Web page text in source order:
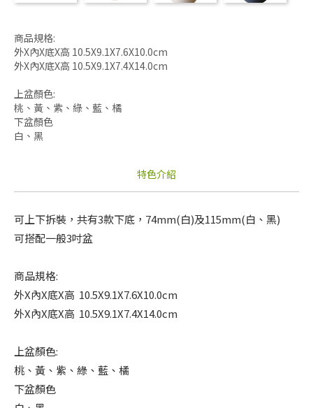
商品規格:
外X內X底X高 10.5X9.1X7.6X10.0cm
外X內X底X高 10.5X9.1X7.4X14.0cm
上盆顏色:
桃、黃、紫、綠、藍、橘
下盆顏色
白、黑
特色介紹
可上下拆裝，共有3款下底，74mm(白)及115mm(白、黑)
可搭配一般3吋盆
商品規格:
外X內X底X高 10.5X9.1X7.6X10.0cm
外X內X底X高 10.5X9.1X7.4X14.0cm
上盆顏色:
桃、黃、紫、綠、藍、橘
下盆顏色